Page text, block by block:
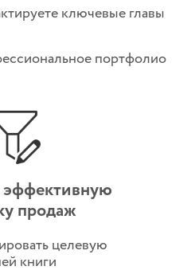
ключевые главы
портфолио
продаж
целевую
книги